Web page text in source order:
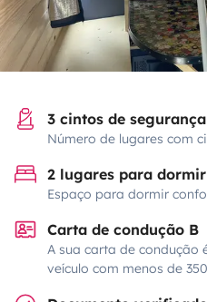
3 cintos de segurança
Número de lugares com
2 lugares para dormir
Espaço para dormir
Carta de condução B
A sua carta de condução
veículo com menos de